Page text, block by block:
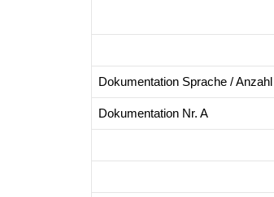
Dokumentation Sprache / Anzahl
Dokumentation Nr. A